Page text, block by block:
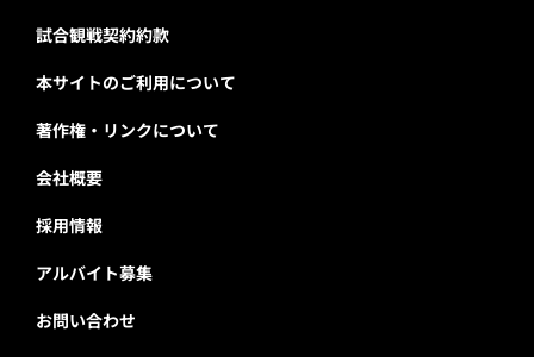
試合観戦契約約款
本サイトのご利用について
著作権・リンクについて
会社概要
採用情報
アルバイト募集
お問い合わせ